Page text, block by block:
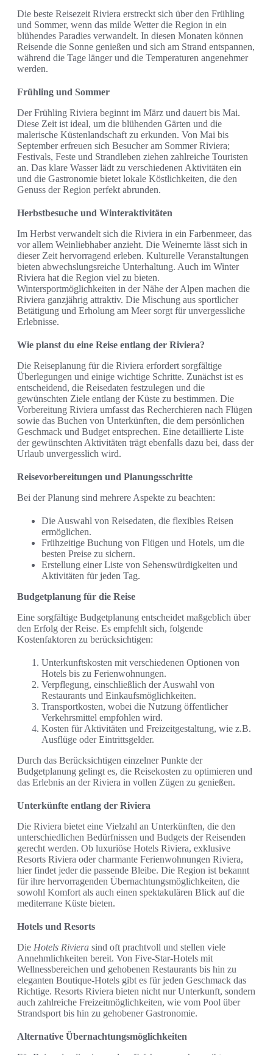
Die beste Reisezeit Riviera erstreckt sich über den Frühling
und Sommer, wenn das milde Wetter die Region in ein
blühendes Paradies verwandelt. In diesen Monaten können
Reisende die Sonne genießen und sich am Strand entspannen,
während die Tage länger und die Temperaturen angenehmer
werden.
Frühling und Sommer
Der Frühling Riviera beginnt im März und dauert bis Mai.
Diese Zeit ist ideal, um die blühenden Gärten und die
malerische Küstenlandschaft zu erkunden. Von Mai bis
September erfreuen sich Besucher am Sommer Riviera;
Festivals, Feste und Strandleben ziehen zahlreiche Touristen
an. Das klare Wasser lädt zu verschiedenen Aktivitäten ein
und die Gastronomie bietet lokale Köstlichkeiten, die den
Genuss der Region perfekt abrunden.
Herbstbesuche und Winteraktivitäten
Im Herbst verwandelt sich die Riviera in ein Farbenmeer, das
vor allem Weinliebhaber anzieht. Die Weinernte lässt sich in
dieser Zeit hervorragend erleben. Kulturelle Veranstaltungen
bieten abwechslungsreiche Unterhaltung. Auch im Winter
Riviera hat die Region viel zu bieten.
Wintersportmöglichkeiten in der Nähe der Alpen machen die
Riviera ganzjährig attraktiv. Die Mischung aus sportlicher
Betätigung und Erholung am Meer sorgt für unvergessliche
Erlebnisse.
Wie planst du eine Reise entlang der Riviera?
Die Reiseplanung für die Riviera erfordert sorgfältige
Überlegungen und einige wichtige Schritte. Zunächst ist es
entscheidend, die Reisedaten festzulegen und die
gewünschten Ziele entlang der Küste zu bestimmen. Die
Vorbereitung Riviera umfasst das Recherchieren nach Flügen
sowie das Buchen von Unterkünften, die dem persönlichen
Geschmack und Budget entsprechen. Eine detaillierte Liste
der gewünschten Aktivitäten trägt ebenfalls dazu bei, dass der
Urlaub unvergesslich wird.
Reisevorbereitungen und Planungsschritte
Bei der Planung sind mehrere Aspekte zu beachten:
Die Auswahl von Reisedaten, die flexibles Reisen
ermöglichen.
Frühzeitige Buchung von Flügen und Hotels, um die
besten Preise zu sichern.
Erstellung einer Liste von Sehenswürdigkeiten und
Aktivitäten für jeden Tag.
Budgetplanung für die Reise
Eine sorgfältige Budgetplanung entscheidet maßgeblich über
den Erfolg der Reise. Es empfehlt sich, folgende
Kostenfaktoren zu berücksichtigen:
Unterkunftskosten mit verschiedenen Optionen von
Hotels bis zu Ferienwohnungen.
Verpflegung, einschließlich der Auswahl von
Restaurants und Einkaufsmöglichkeiten.
Transportkosten, wobei die Nutzung öffentlicher
Verkehrsmittel empfohlen wird.
Kosten für Aktivitäten und Freizeitgestaltung, wie z.B.
Ausflüge oder Eintrittsgelder.
Durch das Berücksichtigen einzelner Punkte der
Budgetplanung gelingt es, die Reisekosten zu optimieren und
das Erlebnis an der Riviera in vollen Zügen zu genießen.
Unterkünfte entlang der Riviera
Die Riviera bietet eine Vielzahl an Unterkünften, die den
unterschiedlichen Bedürfnissen und Budgets der Reisenden
gerecht werden. Ob luxuriöse Hotels Riviera, exklusive
Resorts Riviera oder charmante Ferienwohnungen Riviera,
hier findet jeder die passende Bleibe. Die Region ist bekannt
für ihre hervorragenden Übernachtungsmöglichkeiten, die
sowohl Komfort als auch einen spektakulären Blick auf die
mediterrane Küste bieten.
Hotels und Resorts
Die Hotels Riviera sind oft prachtvoll und stellen viele
Annehmlichkeiten bereit. Von Five-Star-Hotels mit
Wellnessbereichen und gehobenen Restaurants bis hin zu
eleganten Boutique-Hotels gibt es für jeden Geschmack das
Richtige. Resorts Riviera bieten nicht nur Unterkunft, sondern
auch zahlreiche Freizeitmöglichkeiten, wie vom Pool über
Strandsport bis hin zu gehobener Gastronomie.
Alternative Übernachtungsmöglichkeiten